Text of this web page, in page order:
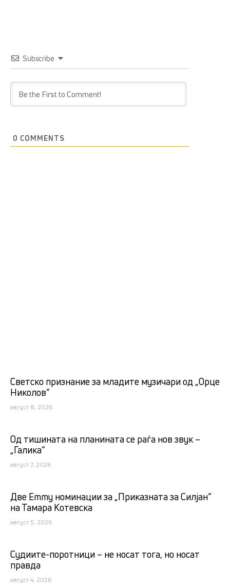
Subscribe
0 COMMENTS
Светско признание за младите музичари од „Орце
Николов“
август 8, 2026
Од тишината на планината се раѓа нов звук –
„Галика“
август 7, 2026
Две Emmy номинации за „Приказната за Силјан“
на Тамара Котевска
август 5, 2026
Судиите-поротници – не носат тога, но носат
правда
август 4, 2026